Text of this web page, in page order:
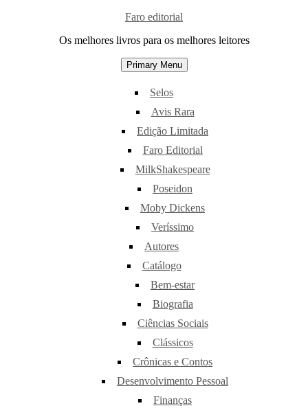
Skip
content
Faro editorial
Os melhores livros para os melhores leitores
Primary Menu
Selos
Avis Rara
Edição Limitada
Faro Editorial
MilkShakespeare
Poseidon
Moby Dickens
Veríssimo
Autores
Catálogo
Bem-estar
Biografia
Ciências Sociais
Clássicos
Crônicas e Contos
Desenvolvimento Pessoal
Finanças